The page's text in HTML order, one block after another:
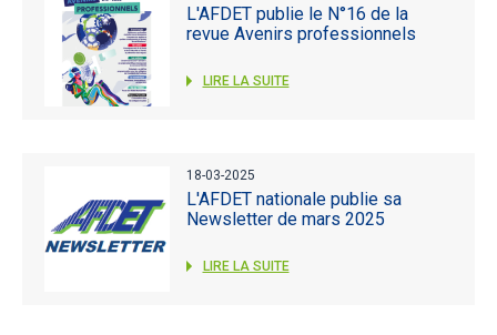
L'AFDET publie le N°16 de la
revue Avenirs professionnels
LIRE LA SUITE
18-03-2025
L'AFDET nationale publie sa
Newsletter de mars 2025
LIRE LA SUITE